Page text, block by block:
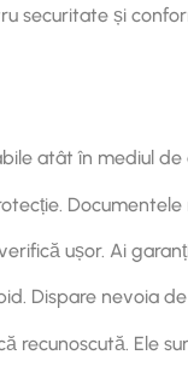
securitate și
atât în mediul de
ușor. Ai
Dispare nevoia
recunoscută. Ele